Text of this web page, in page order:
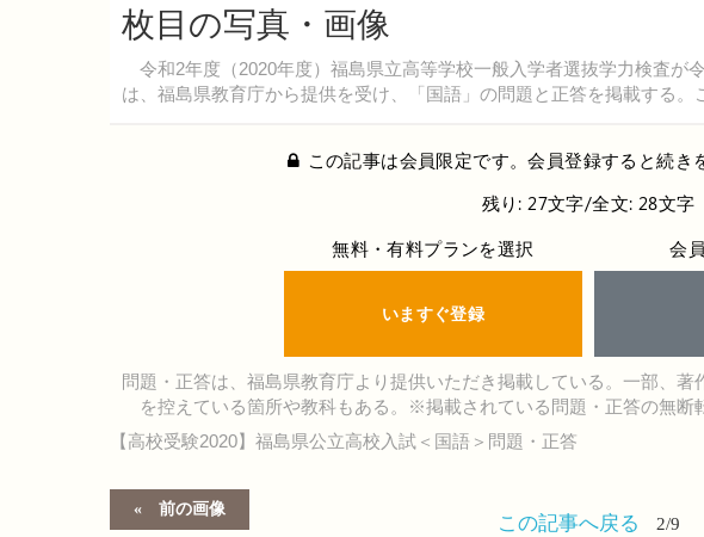
枚目の写真・画像
令和2年度（2020年度）福島県立高等学校一般入学者選抜学力検査が
は、福島県教育庁から提供を受け、「国語」の問題と正答を掲載する。
この記事は会員限定です。会員登録すると続き
残り: 27文字/全文: 28文字
無料・有料プランを選択
いますぐ登録
会
問題・正答は、福島県教育庁より提供いただき掲載している。一部、著
を控えている箇所や教科もある。※掲載されている問題・正答の無断
【高校受験2020】福島県公立高校入試＜国語＞問題・正答
前の画像
この記事へ戻る 2/9